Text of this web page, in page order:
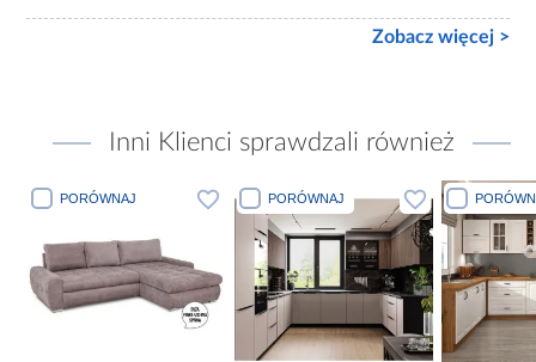
Zobacz więcej >
Inni Klienci sprawdzali również
PORÓWNAJ PORÓWNAJ